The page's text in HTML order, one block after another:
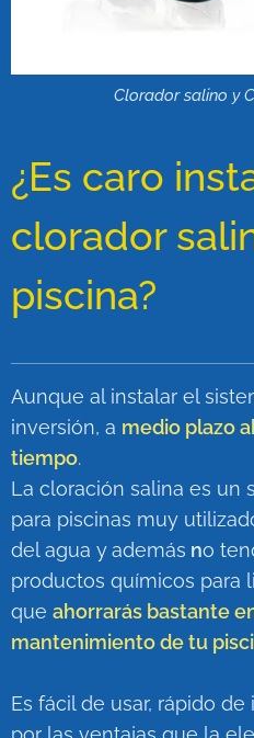
Clorador salino y
¿Es caro
clorador
piscina?
Aunque al instalar el
inversión, a medio plazo
tiempo.
La cloración salina es un
para piscinas muy
del agua yademás no
productos químicos para
que ahorrarás bastante
mantenimiento de tu
Es fácil de usar, rápido